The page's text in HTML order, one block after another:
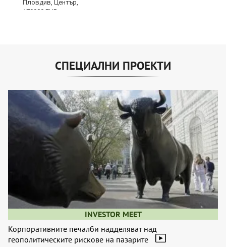
СПЕЦИАЛНИ ПРОЕКТИ
INVESTOR MEET
Корпоративните печалби надделяват над
геополитическите рискове на пазарите